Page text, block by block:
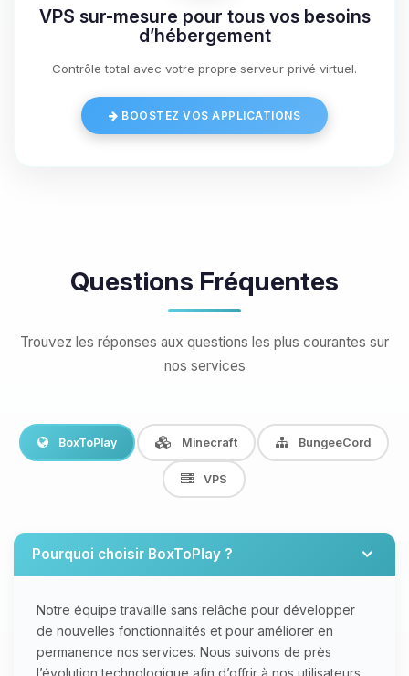
VPS sur-mesure pour tous vos besoins
d’hébergement
Contrôle total avec votre propre serveur privé virtuel.
BOOSTEZ VOS APPLICATIONS
Questions Fréquentes
Trouvez les réponses aux questions les plus courantes sur
nos services
BoxToPlay Minecraft BungeeCord
VPS
Pourquoi choisir BoxToPlay ?
Notre équipe travaille sans relâche pour développer
de nouvelles fonctionnalités et pour améliorer en
permanence nos services. Nous suivons de près
l’évolution technologique afin d’offrir à nos utilisateurs